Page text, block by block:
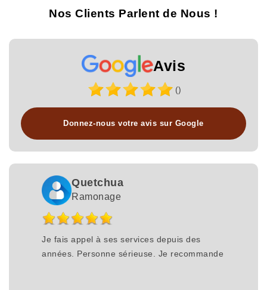
Nos Clients Parlent de Nous !
Avis
()
Donnez-nous votre avis sur Google
Quetchua
Ramonage
Je fais appel à ses services depuis des
années. Personne sérieuse. Je recommande